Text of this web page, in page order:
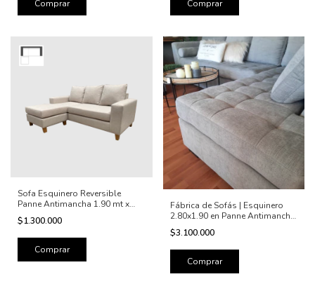
Sofa Esquinero Reversible
Panne Antimancha 1.90 mt x
1.60 x 0.90
$1.300.000
Fábrica de Sofás | Esquinero
2.80x1.90 en Panne Antimancha
| Elegí Tela y Recibí en Todo el
País
$3.100.000
Comprar